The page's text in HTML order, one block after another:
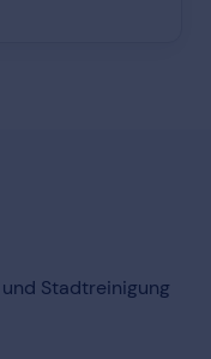
Stadtreinigung